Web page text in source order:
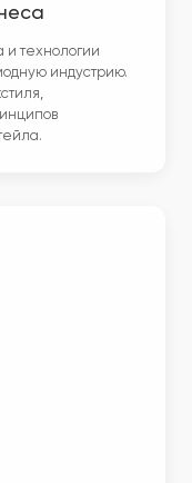
и технологии
индустрию.